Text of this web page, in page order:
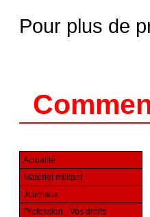
Pour plus de
Actualité
Matériel militant
Journaux
Profession - Vos droits